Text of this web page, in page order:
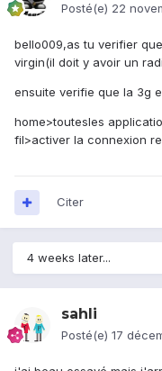
Posté(e) 22
bello009,as tu verifier
virgin(il doit y avoir un
ensuite verifie que la 3g
home>toutesles
fil>activer la connexion
Citer
4 weeks later...
sahli
Posté(e) 17